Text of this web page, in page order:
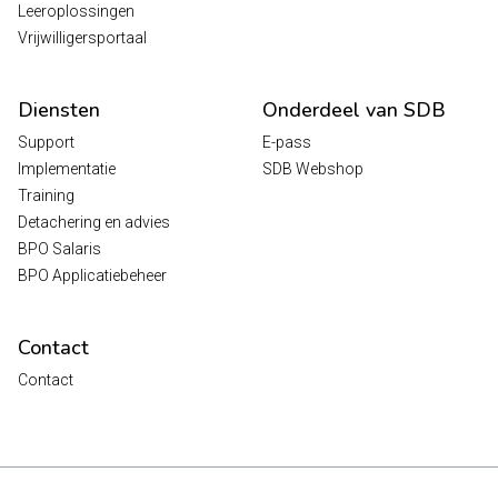
Leeroplossingen
Vrijwilligersportaal
Diensten
Support
Implementatie
Training
Detachering en advies
BPO Salaris
BPO Applicatiebeheer
Onderdeel van SDB
E-pass
SDB Webshop
Contact
Contact